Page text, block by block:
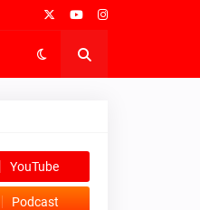
YouTube
Podcast